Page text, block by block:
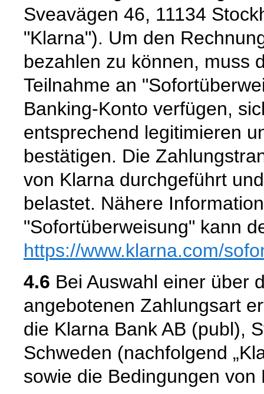
Sveavägen 46, 11134
"Klarna"). Um den
bezahlen zu können, muss
Teilnahme an
Banking-Konto verfügen,
entsprechend legitimieren
bestätigen. Die
von Klarna durchgeführt
belastet. Nähere
"Sofortüberweisung" kann
https://www.klarna.com/
4.6 Bei Auswahl einer über
angebotenen Zahlungsart
die Klarna Bank AB (publ),
Schweden (nachfolgend
sowie die Bedingungen